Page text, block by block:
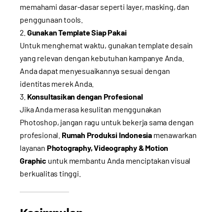
memahami dasar-dasar seperti layer, masking, dan
penggunaan tools.
Gunakan Template Siap Pakai
Untuk menghemat waktu, gunakan template desain
yang relevan dengan kebutuhan kampanye Anda.
Anda dapat menyesuaikannya sesuai dengan
identitas merek Anda.
Konsultasikan dengan Profesional
Jika Anda merasa kesulitan menggunakan
Photoshop, jangan ragu untuk bekerja sama dengan
profesional. Rumah Produksi Indonesiamenawarkan
layanan Photography, Videography & Motion
Graphic untuk membantu Anda menciptakan visual
berkualitas tinggi.